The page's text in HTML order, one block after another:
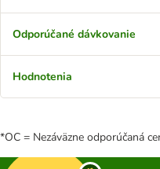
Odporúčané dávkovanie
Hodnotenia
*OC = Nezáväzne odporúčaná